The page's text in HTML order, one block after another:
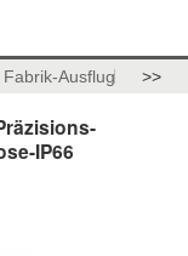
Fabrik-Ausflug >>
IP66